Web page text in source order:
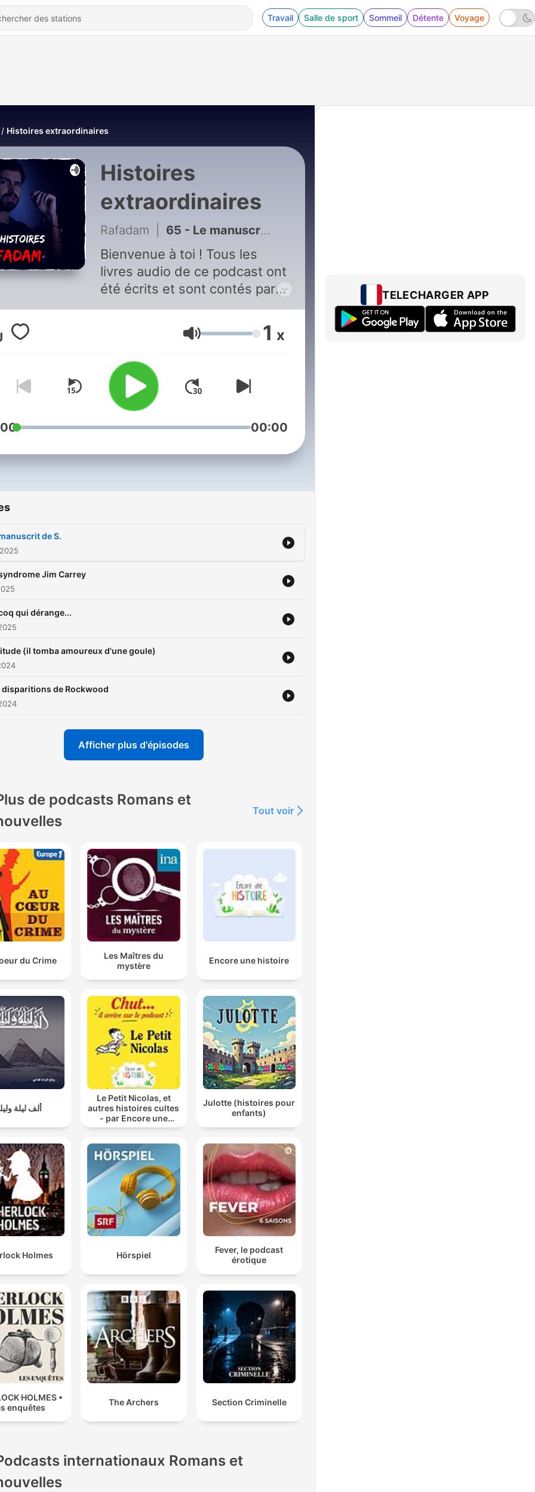
Travail Salle de sport Sommeil Détente Voyage
Histoires extraordinaires
Histoires
extraordinaires
Rafadam 65 - Le manuscrit de S.
Bienvenue à toi ! Tous les
livres audio de ce podcast ont
été écrits et sont contés par
Raphaël Damain (Rafadam). Tu
y trouveras des histoires en
tout genre : fantastique,
science-fiction, contes et
histoires pour dormir, histoires
d'horreur inédites...
Volume 1 x
00:00
de S.
Jim Carrey
qui dérange...
(il tomba amoureux d'une goule)
disparitions de Rockwood
Afficher plus d'épisodes
de podcasts Romans et
Tout voir
du Crime
Les Maîtres du
mystère
Encore une histoire
ألف ليلة
Le Petit Nicolas, et
autres histoires cultes
- par Encore une
histoire
Julotte (histoires pour
enfants)
Holmes Hörspiel
Fever, le podcast
érotique
HOLMES •
enquêtes
The Archers Section Criminelle
internationaux Romans et
TELECHARGER APP